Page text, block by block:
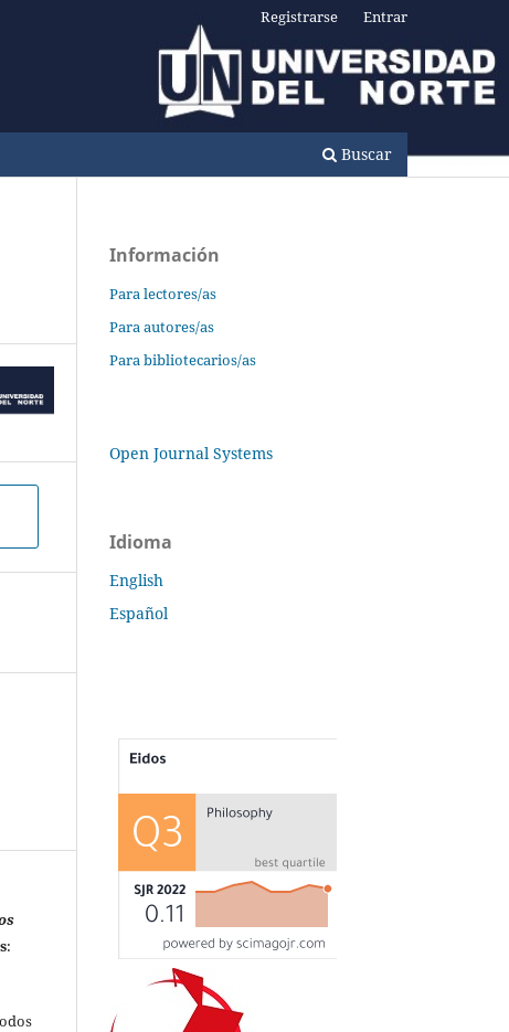
Buscar
Registrarse Entrar
:
Información
Para lectores/as
Para autores/as
Para bibliotecarios/as
Open Journal Systems
Idioma
English
Español